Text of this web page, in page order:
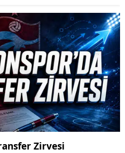
Zirvesi